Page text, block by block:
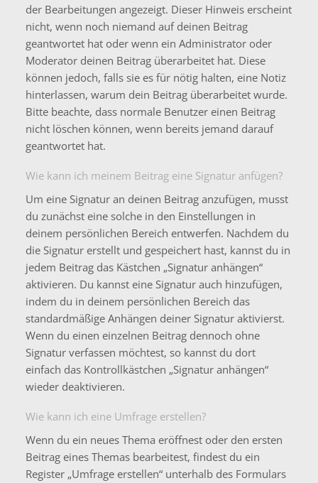
der Bearbeitungen angezeigt. Dieser Hinweis erscheint
nicht, wenn noch niemand auf deinen Beitrag
geantwortet hat oder wenn ein Administrator oder
Moderator deinen Beitrag überarbeitet hat. Diese
können jedoch, falls sie es für nötig halten, eine Notiz
hinterlassen, warum dein Beitrag überarbeitet wurde.
Bitte beachte, dass normale Benutzer einen Beitrag
nicht löschen können, wenn bereits jemand darauf
geantwortet hat.
Wie kann ich meinem Beitrag eine Signatur anfügen?
Um eine Signatur an deinen Beitrag anzufügen, musst
du zunächst eine solche in den Einstellungen in
deinem persönlichen Bereich entwerfen. Nachdem du
die Signatur erstellt und gespeichert hast, kannst du in
jedem Beitrag das Kästchen „Signatur anhängen“
aktivieren. Du kannst eine Signatur auch hinzufügen,
indem du in deinem persönlichen Bereich das
standardmäßige Anhängen deiner Signatur aktivierst.
Wenn du einen einzelnen Beitrag dennoch ohne
Signatur verfassen möchtest, so kannst du dort
einfach das Kontrollkästchen „Signatur anhängen“
wieder deaktivieren.
Wie kann ich eine Umfrage erstellen?
Wenn du ein neues Thema eröffnest oder den ersten
Beitrag eines Themas bearbeitest, findest du ein
Register „Umfrage erstellen“ unterhalb des Formulars